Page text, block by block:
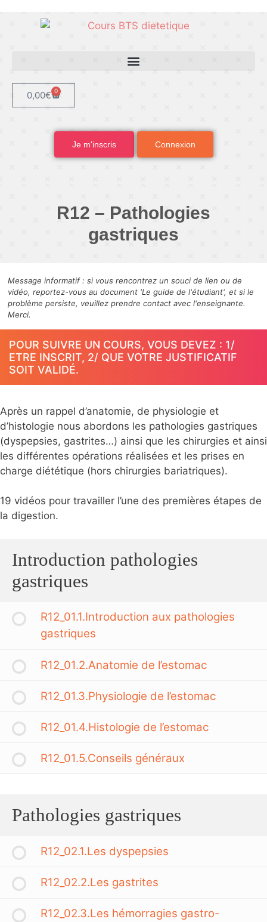
0,00€ 0
Je m'inscris Connexion
R12 – Pathologies
gastriques
Message informatif : si vous rencontrez un souci de lien ou de
vidéo, reportez-vous au document 'Le guide de l'étudiant', et si le
problème persiste, veuillez prendre contact avec l'enseignante.
Merci.
POUR SUIVRE UN COURS, VOUS DEVEZ : 1/
ETRE INSCRIT, 2/ QUE VOTRE JUSTIFICATIF
SOIT VALIDÉ.
Après un rappel d’anatomie, de physiologie et
d’histologie nous abordons les pathologies gastriques
(dyspepsies, gastrites…) ainsi que les chirurgies et ainsi
les différentes opérations réalisées et les prises en
charge diététique (hors chirurgies bariatriques).
19 vidéos pour travailler l’une des premières étapes de
la digestion.
Introduction pathologies
gastriques
R12_01.1.Introduction aux pathologies
gastriques
R12_01.2.Anatomie de l’estomac
R12_01.3.Physiologie de l’estomac
R12_01.4.Histologie de l’estomac
R12_01.5.Conseils généraux
Pathologies gastriques
R12_02.1.Les dyspepsies
R12_02.2.Les gastrites
R12_02.3.Les hémorragies gastro-